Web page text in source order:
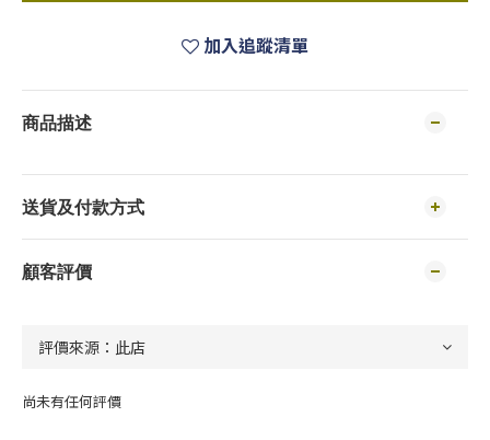
加入追蹤清單
商品描述
送貨及付款方式
顧客評價
尚未有任何評價